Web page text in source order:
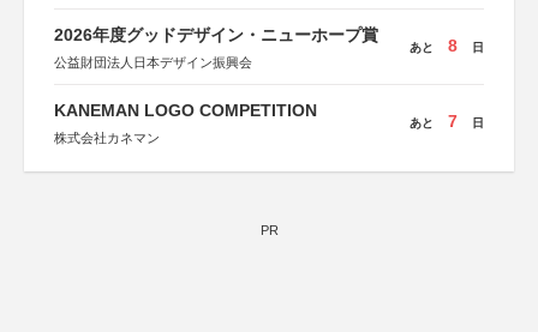
2026年度グッドデザイン・ニューホープ賞
公益財団法人日本デザイン振興会
あと 8 日
KANEMAN LOGO COMPETITION
株式会社カネマン
あと 7 日
PR